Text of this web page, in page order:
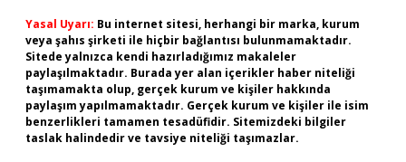
Yasal Uyarı: Bu internet sitesi, herhangi bir marka, kurum
veya şahıs şirketi ile hiçbir bağlantısı bulunmamaktadır.
Sitede yalnızca kendi hazırladığımız makaleler
paylaşılmaktadır. Burada yer alan içerikler haber niteliği
taşımamakta olup, gerçek kurum ve kişiler hakkında
paylaşım yapılmamaktadır. Gerçek kurum ve kişiler ile isim
benzerlikleri tamamen tesadüfidir. Sitemizdeki bilgiler
taslak halindedir ve tavsiye niteliği taşımazlar.